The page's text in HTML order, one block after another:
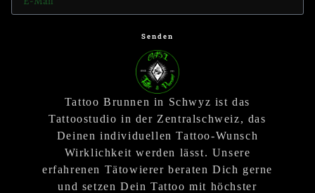
Senden
Tattoo Brunnen in Schwyz ist das
Tattoostudio in der Zentralschweiz, das
Deinen individuellen Tattoo-Wunsch
Wirklichkeit werden lässt. Unsere
erfahrenen Tätowierer beraten Dich gerne
und setzen Dein Tattoo mit höchster